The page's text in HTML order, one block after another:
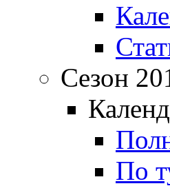
Сезон
По